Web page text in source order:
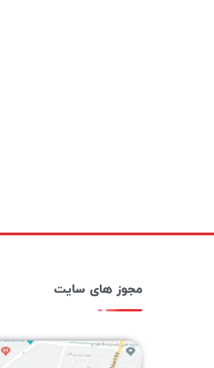
مجوز های سایت